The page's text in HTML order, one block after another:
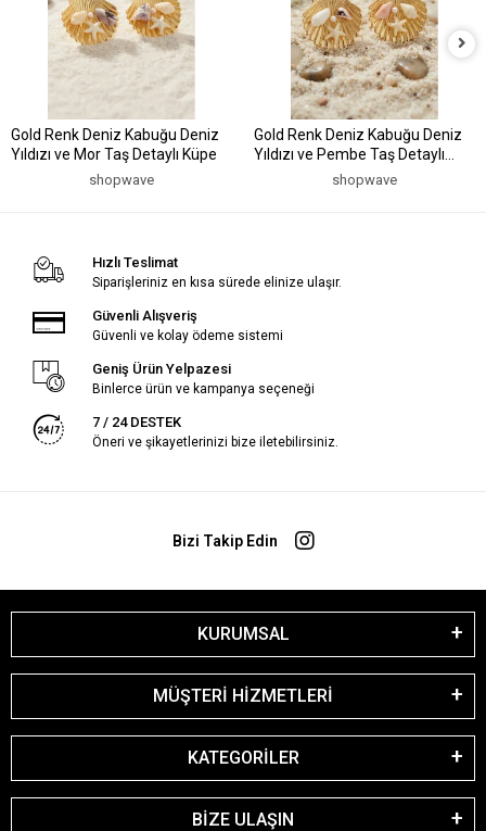
Gold Renk Deniz Kabuğu Deniz
Yıldızı ve Mor Taş Detaylı Küpe
shopwave
Gold Renk Deniz Kabuğu Deniz
Yıldızı ve Pembe Taş Detaylı
shopwave
Hızlı Teslimat
Siparişleriniz en kısa sürede elinize ulaşır.
Güvenli Alışveriş
Güvenli ve kolay ödeme sistemi
Geniş Ürün Yelpazesi
Binlerce ürün ve kampanya seçeneği
7 / 24 DESTEK
Öneri ve şikayetlerinizi bize iletebilirsiniz.
Bizi Takip Edin
KURUMSAL
MÜŞTERİ HİZMETLERİ
KATEGORİLER
BİZE ULAŞIN